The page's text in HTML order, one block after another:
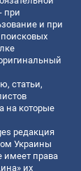
при
и при
статьи,
на которые
редакция
Украины
имеет права
их